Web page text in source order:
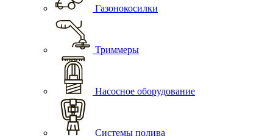
Газонокосилки
Триммеры
Насосное оборудование
Системы полива